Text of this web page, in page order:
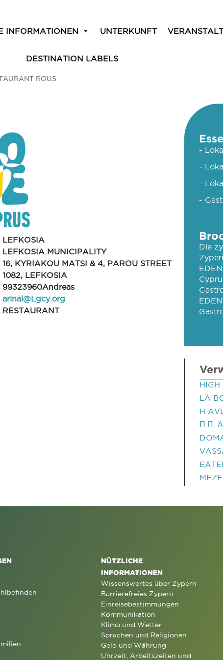
INFORMATIONEN UNTERKUNFT
DESTINATION LABELS
ROUS
LEFKOSIA
LEFKOSIA MUNICIPALITY
16, KYRIAKOU MATSI & 4, PAROU STREET
1082, LEFKOSIA
99323960Andreas
arinal@Lgcy.org
RESTAURANT
-
-
-
-
Die
HIGH
LA
H
Π.Π.
NÜTZLICHE
INFORMATIONEN
Wissenswertes über Zypern
Barrierefreies Zypern
Einreisebestimmungen
Kommunikation
Klima und Wetter
Sprachen und Religionen
Geld und Währung
Uhrzeit, Arbeitszeiten und